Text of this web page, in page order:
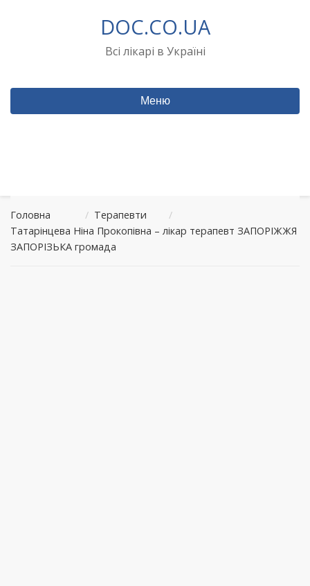
DOC.CO.UA
Всі лікарі в Україні
Меню
Головна / Терапевти
/
Татарінцева Ніна Прокопівна – лікар терапевт ЗАПОРІЖЖЯ
ЗАПОРІЗЬКА громада